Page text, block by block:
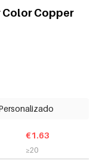
Copper
€1.63
≥20